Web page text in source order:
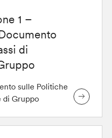
1 –
di
sulle Politiche
di Gruppo